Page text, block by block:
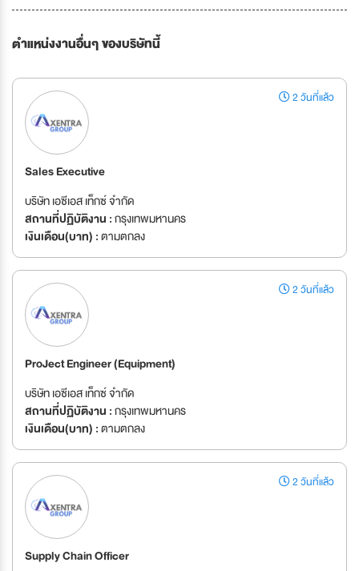
ตำแหน่งงานอื่นๆ ของบริษัทนี้
2 วันที่แล้ว
Sales Executive
บริษัท เอซีเอส เท็กซ์ จำกัด
สถานที่ปฏิบัติงาน :กรุงเทพมหานคร
เงินเดือน(บาท) :ตามตกลง
2 วันที่แล้ว
ProJect Engineer (Equipment)
บริษัท เอซีเอส เท็กซ์ จำกัด
สถานที่ปฏิบัติงาน :กรุงเทพมหานคร
เงินเดือน(บาท) :ตามตกลง
2 วันที่แล้ว
Supply Chain Officer